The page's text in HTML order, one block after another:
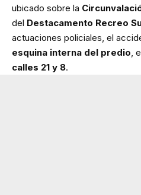
ubicado sobre la
del Destacamento Recreo
actuaciones policiales, el
esquina interna del predio ,
calles 21 y 8.